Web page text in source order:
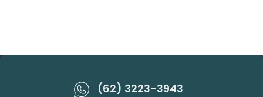
(62) 3223-3943